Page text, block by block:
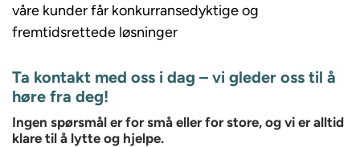
våre kunder får konkurransedyktige og
fremtidsrettede løsninger
Ta kontakt med oss i dag – vi gleder oss til å
høre fra deg!
Ingen spørsmål er for små eller for store, og vi er alltid
klare til å lytte og hjelpe.